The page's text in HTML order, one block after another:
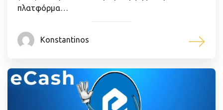
πλατφόρμα…
Konstantinos